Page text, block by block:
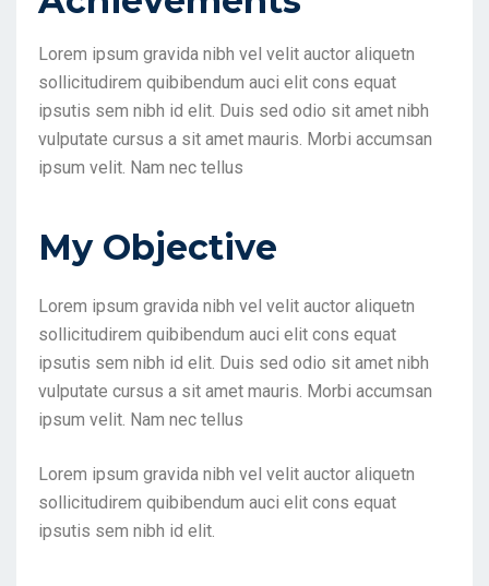
Lorem ipsum gravida nibh vel velit auctor aliquetn
sollicitudirem quibibendum auci elit cons equat
ipsutis sem nibh id elit. Duis sed odio sit amet nibh
vulputate cursus a sit amet mauris. Morbi accumsan
ipsum velit. Nam nec tellus
My Objective
Lorem ipsum gravida nibh vel velit auctor aliquetn
sollicitudirem quibibendum auci elit cons equat
ipsutis sem nibh id elit. Duis sed odio sit amet nibh
vulputate cursus a sit amet mauris. Morbi accumsan
ipsum velit. Nam nec tellus
Lorem ipsum gravida nibh vel velit auctor aliquetn
sollicitudirem quibibendum auci elit cons equat
ipsutis sem nibh id elit.